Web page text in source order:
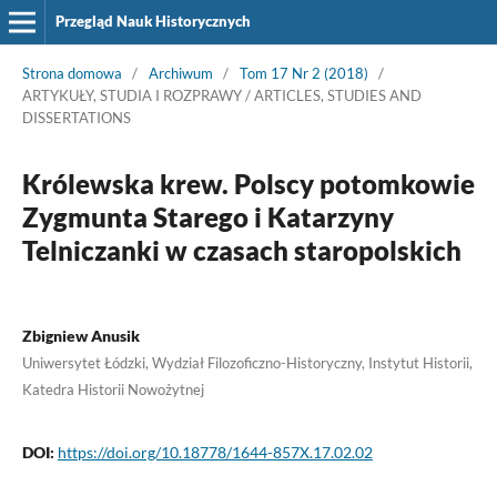
Przegląd Nauk Historycznych
Strona domowa / Archiwum / Tom 17 Nr 2 (2018)
/
ARTYKUŁY, STUDIA I ROZPRAWY / ARTICLES, STUDIES AND
DISSERTATIONS
Królewska krew. Polscy potomkowie
Zygmunta Starego i Katarzyny
Telniczanki w czasach staropolskich
Zbigniew Anusik
Uniwersytet Łódzki, Wydział Filozoficzno-Historyczny, Instytut Historii,
Katedra Historii Nowożytnej
DOI: https://doi.org/10.18778/1644-857X.17.02.02